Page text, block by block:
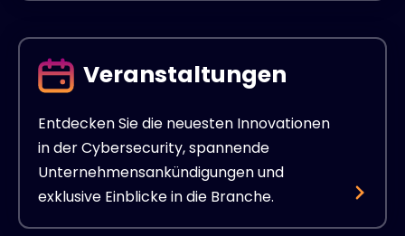
Veranstaltungen
Entdecken Sie die neuesten Innovationen
in der Cybersecurity, spannende
Unternehmensankündigungen und
exklusive Einblicke in die Branche.